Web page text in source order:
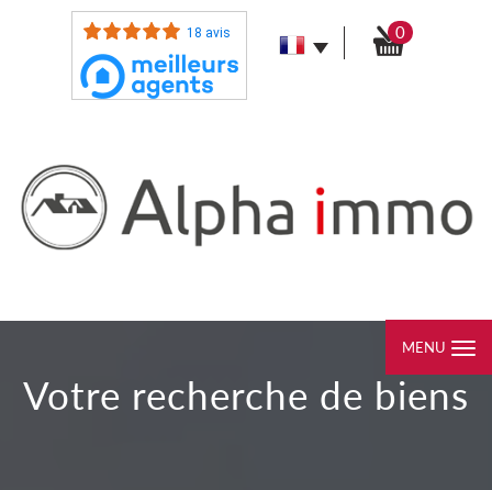
18 avis 0
MENU
votre recherche de biens